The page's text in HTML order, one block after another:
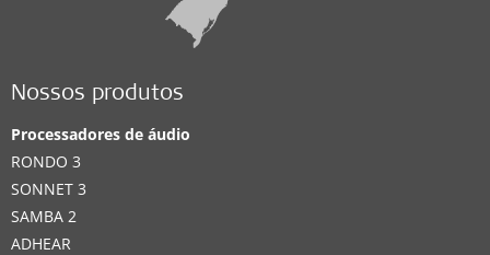
Nossos produtos
Processadores de áudio
RONDO 3
SONNET 3
SAMBA 2
ADHEAR